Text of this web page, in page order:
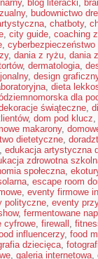
, blog literacki,
, budownictwo
, chatboty,
, city guide, coaching
, cyberbezpieczeństwo
, dania z ryżu, dania
, dermatologia,
, design
, dieta
dla
świąteczne,
, dom pod klucz,
makarony,
dietetyczne,
, edukacja artystyczna
zdrowotna
społeczna,
, escape room
, eventy firmowe
polityczne, eventy
, fermentowane
cyfrowe, firewall ,
influencerzy, food
dziecięca,
, galeria internetowa,